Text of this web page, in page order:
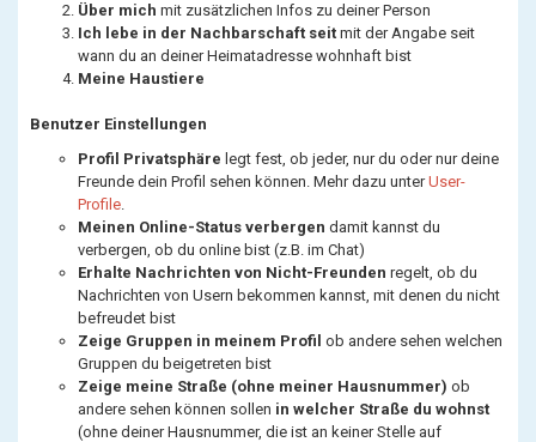
Über mich mit zusätzlichen Infos zu deiner Person
Ich lebe in der Nachbarschaft seit mit der Angabe seit
wann du an deiner Heimatadresse wohnhaft bist
Meine Haustiere
Benutzer Einstellungen
Profil Privatsphäre legt fest, ob jeder, nur du oder nur deine
Freunde dein Profil sehen können. Mehr dazu unterUser-
Profile.
Meinen Online-Status verbergen damit kannst du
verbergen, ob du online bist (z.B. im Chat)
Erhalte Nachrichten von Nicht-Freunden regelt, ob du
Nachrichten von Usern bekommen kannst, mit denen du nicht
befreudet bist
Zeige Gruppen in meinem Profil ob andere sehen welchen
Gruppen du beigetreten bist
Zeige meine Straße (ohne meiner Hausnummer) ob
andere sehen können sollen in welcher Straße du wohnst
(ohne deiner Hausnummer, die ist an keiner Stelle auf